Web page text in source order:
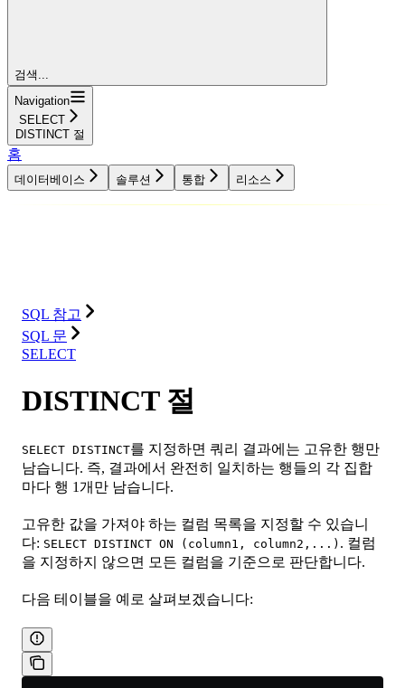
검색...
Navigation
SELECT
DISTINCT 절
홈
데이터베이스 솔루션 통합 리소스
SQL 참고
SQL 문
SELECT
DISTINCT 절
SELECT DISTINCT를 지정하면 쿼리 결과에는 고유한 행만
남습니다. 즉, 결과에서 완전히 일치하는 행들의 각 집합
마다 행 1개만 남습니다.
고유한 값을 가져야 하는 컬럼 목록을 지정할 수 있습니
다: SELECT DISTINCT ON (column1, column2,...) . 컬럼
을 지정하지 않으면 모든 컬럼을 기준으로 판단합니다.
다음 테이블을 예로 살펴보겠습니다: